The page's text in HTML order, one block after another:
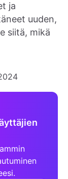
ja
uuden,
siitä, mikä